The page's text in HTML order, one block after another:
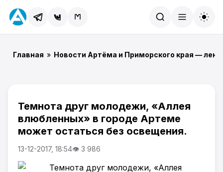
Главная » Новости Артёма и Приморского края —
Темнота друг молодежи, «Аллея
влюбленных» в городе Артеме
может остаться без освещения.
13-12-2017, 18:54👁 3 986